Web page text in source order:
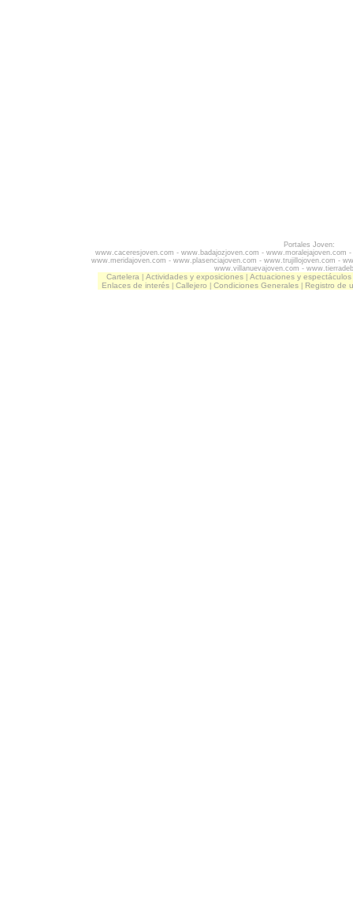
Portales Joven:
www.caceresjoven.com - www.badajozjoven.com - www.moralejajoven.com -
www.meridajoven.com - www.plasenciajoven.com - www.trujillojoven.com -
www.villanuevajoven.com -
Cartelera| Actividades y exposiciones| Actuaciones y espectáculos
Enlaces de interés| Callejero Condiciones Generales| Registro de